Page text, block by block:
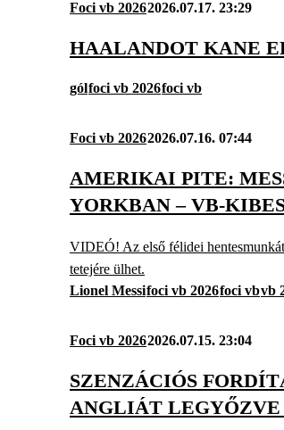
Foci vb 20262026.07.17. 23:29
HAALANDOT KANE
gólfoci vb 2026foci vb
Foci vb 20262026.07.16. 07:44
AMERIKAI PITE:
YORKBAN – VB-
VIDEÓ! Az első félidei
tetejére ülhet.
Lionel Messifoci vb 2026foci vbvb
Foci vb 20262026.07.15. 23:04
SZENZÁCIÓS
ANGLIÁT LEGYŐZVE